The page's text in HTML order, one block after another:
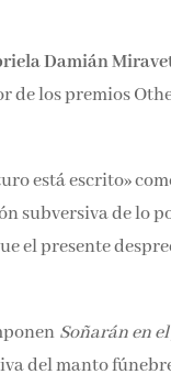
Damián
de los premios
está escrito»
subversiva de lo
el presente
Soñarán en
del manto